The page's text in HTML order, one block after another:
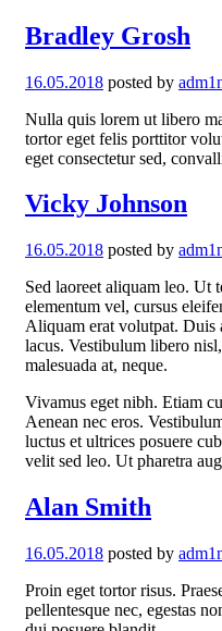
Bradley Grosh
16.05.2018 posted by
Nulla quis lorem ut libero
tortor eget felis porttitor
eget consectetur sed,
Vicky Johnson
16.05.2018 posted by
Sed laoreet aliquam leo. Ut
elementum vel, cursus
Aliquam erat volutpat. Duis
lacus. Vestibulum libero
malesuada at, neque.
Vivamus eget nibh. Etiam
Aenean nec eros.
luctus et ultrices posuere
velit sed leo. Ut pharetra
Alan Smith
16.05.2018 posted by
Proin eget tortor risus.
pellentesque nec, egestas